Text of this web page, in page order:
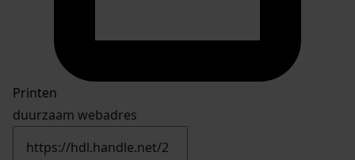
Printen
duurzaam webadres